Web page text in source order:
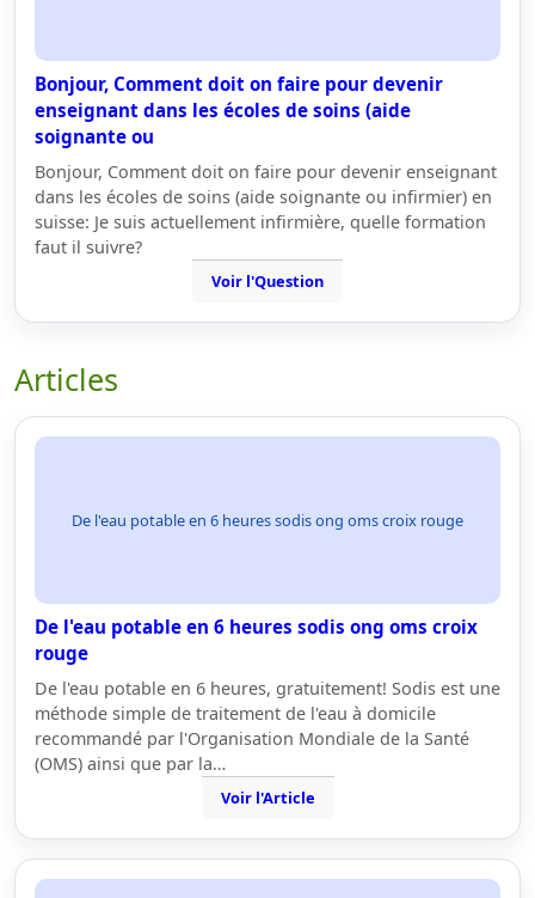
Bonjour, Comment doit on faire pour devenir
enseignant dans les écoles de soins (aide
soignante ou
Bonjour, Comment doit on faire pour devenir enseignant
dans les écoles de soins (aide soignante ou infirmier) en
suisse: Je suis actuellement infirmière, quelle formation
faut il suivre?
Voir l'Question
Articles
De l'eau potable en 6 heures sodis ong oms croix rouge
De l'eau potable en 6 heures sodis ong oms croix
rouge
De l'eau potable en 6 heures, gratuitement! Sodis est une
méthode simple de traitement de l'eau à domicile
recommandé par l'Organisation Mondiale de la Santé
(OMS) ainsi que par la…
Voir l'Article